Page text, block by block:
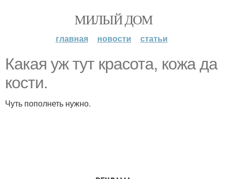
МИЛЫЙ ДОМ
главная новости статьи
Какая уж тут красота, кожа да
кости.
Чуть пополнеть нужно.